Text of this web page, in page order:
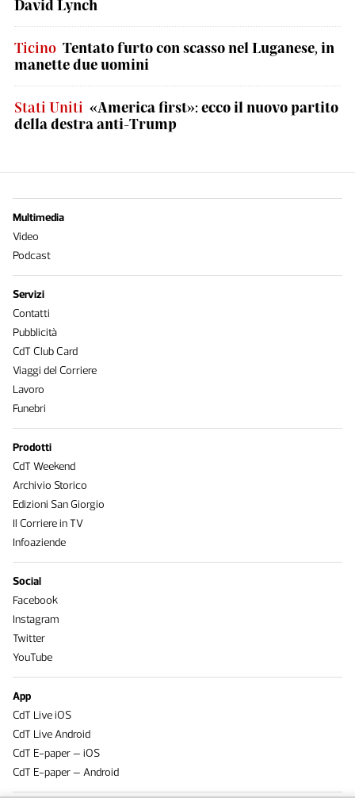
David Lynch
Ticino Tentato furto con scasso nel Luganese, in
manette due uomini
Stati Uniti «America first»: ecco il nuovo partito
della destra anti-Trump
Multimedia
Video
Podcast
Servizi
Contatti
Pubblicità
CdT Club Card
Viaggi del Corriere
Lavoro
Funebri
Prodotti
CdT Weekend
Archivio Storico
Edizioni San Giorgio
Il Corriere in TV
Infoaziende
Social
Facebook
Instagram
Twitter
YouTube
App
CdT Live iOS
CdT Live Android
CdT E-paper – iOS
CdT E-paper – Android